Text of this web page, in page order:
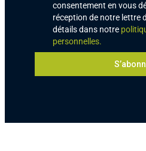
consentement en vous
réception de notre lettre
détails dans notre
personnelles.